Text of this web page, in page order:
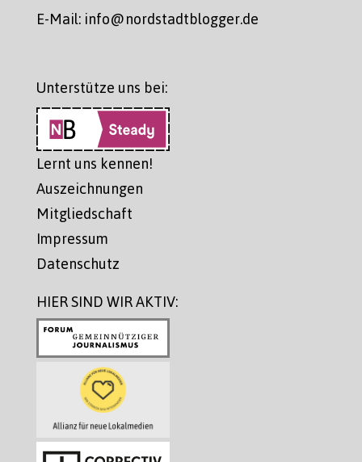
E-Mail: info@nordstadtblogger.de
Unterstütze uns bei:
Lernt uns kennen!
Auszeichnungen
Mitgliedschaft
Impressum
Datenschutz
HIER SIND WIR AKTIV: